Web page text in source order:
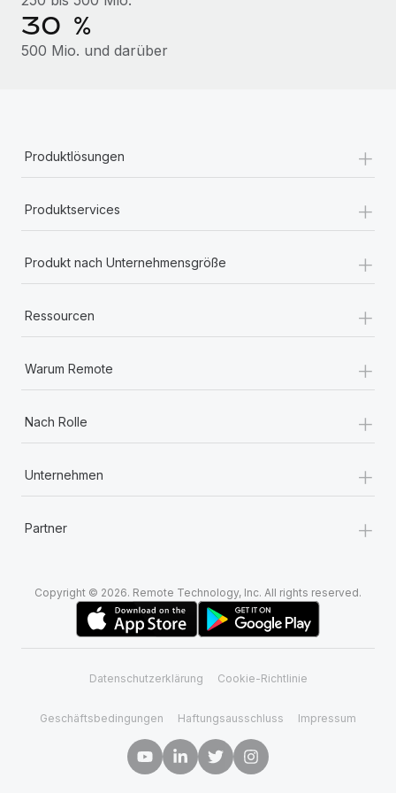
Mehr erfahren
30 %
500 Mio. und darüber
Produktlösungen +
Produktservices +
Produkt nach Unternehmensgröße +
Ressourcen +
Warum Remote +
Nach Rolle +
Unternehmen +
Partner +
Copyright © 2026. Remote Technology, Inc. All rights reserved.
Datenschutzerklärung Cookie-Richtlinie
Geschäftsbedingungen Haftungsausschluss Impressum